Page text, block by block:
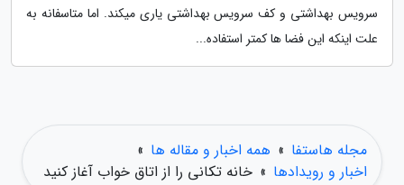
سرویس بهداشتی و کف سرویس بهداشتی یاری میکند. اما متاسفانه به
علت اینکه این فضا ها کمتر استفاده...
مجله هاستفا » همه اخبار و مقاله ها »
اخبار و رویدادها » خانه تکانی را از اتاق خواب آغاز کنید